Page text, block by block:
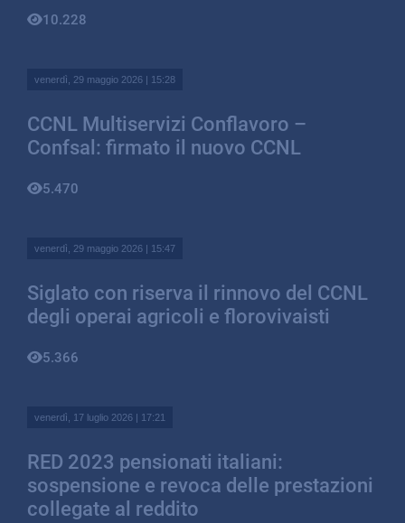
10.228
venerdì, 29 maggio 2026 | 15:28
CCNL Multiservizi Conflavoro –
Confsal: firmato il nuovo CCNL
5.470
venerdì, 29 maggio 2026 | 15:47
Siglato con riserva il rinnovo del CCNL
degli operai agricoli e florovivaisti
5.366
venerdì, 17 luglio 2026 | 17:21
RED 2023 pensionati italiani:
sospensione e revoca delle prestazioni
collegate al reddito